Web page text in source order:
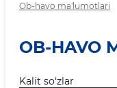
Ob-havo ma'lumotlari
OB-HAVO
Kalit so‘zlar